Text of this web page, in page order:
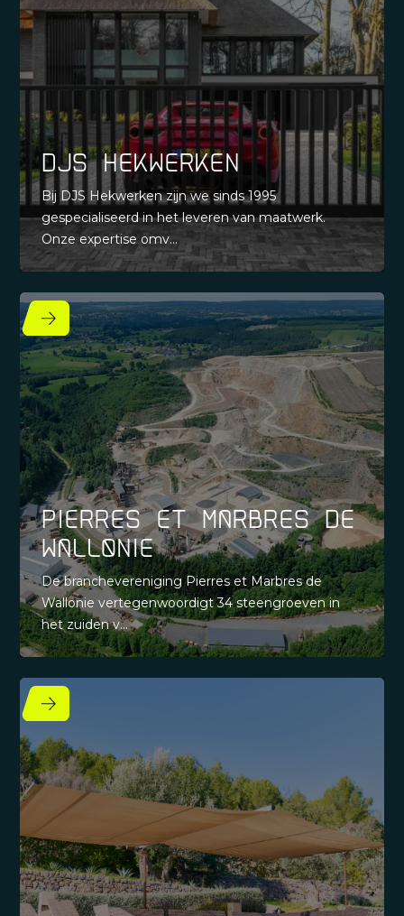
DJS Hekwerken
Bij DJS Hekwerken zijn we sinds 1995
gespecialiseerd in het leveren van maatwerk.
Onze expertise omv...
Pierres et Marbres de
Wallonie
De branchevereniging Pierres et Marbres de
Wallonie vertegenwoordigt 34 steengroeven in
het zuiden v...